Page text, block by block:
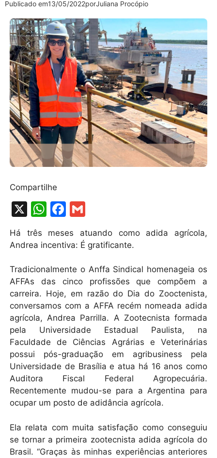
Publicado em13/05/2022porJuliana Procópio
Compartilhe
X
W
at
A
p
p
F
c
b
o
o
k
ai
l
Há três meses atuando como adida agrícola,
Andrea incentiva: É gratificante.
Tradicionalmente o Anffa Sindical homenageia os
AFFAs das cinco profissões que compõem a
carreira. Hoje, em razão do Dia do Zooctenista,
conversamos com a AFFA recém nomeada adida
agrícola, Andrea Parrilla. A Zootecnista formada
pela Universidade Estadual Paulista, na
Faculdade de Ciências Agrárias e Veterinárias
possui pós-graduação em agribusiness pela
Universidade de Brasília e atua há 16 anos como
Auditora Fiscal Federal Agropecuária.
Recentemente mudou-se para a Argentina para
ocupar um posto de adidância agrícola.
Ela relata com muita satisfação como conseguiu
se tornar a primeira zootecnista adida agrícola do
Brasil. “Graças às minhas experiências anteriores